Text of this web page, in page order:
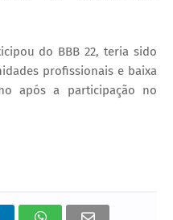
do BBB 22, teria sido
profissionais e baixa
após a participação no